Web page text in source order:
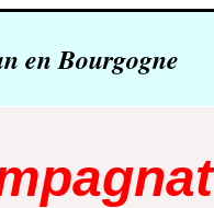
en Bourgogne